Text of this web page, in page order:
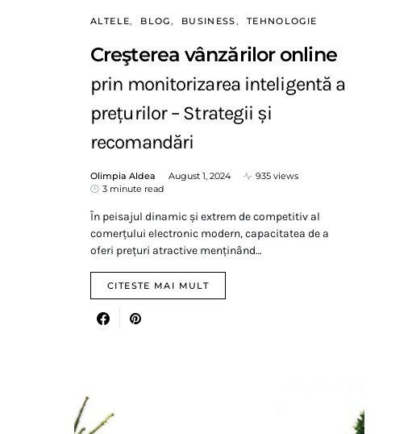
ALTELE BLOG BUSINESS TEHNOLOGIE
Creşterea vânzărilor online
prin monitorizarea inteligentă a
prețurilor – Strategii și
recomandări
Olimpia Aldea August 1, 2024
935 views
3 minute read
În peisajul dinamic și extrem de competitiv al
comerțului electronic modern, capacitatea de a
oferi prețuri atractive menținând…
CITESTE MAI MULT